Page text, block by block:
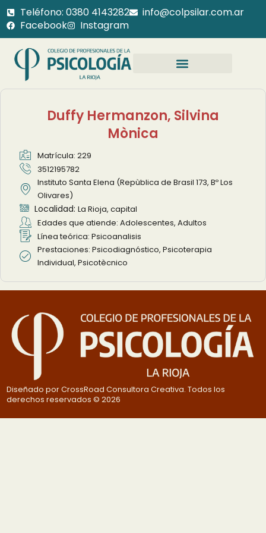
Teléfono: 0380 4143282
info@colpsilar.com.ar
Facebook
Instagram
Duffy Hermanzon, Silvina
Mònica
Matrícula: 229
3512195782
Instituto Santa Elena (Repùblica de Brasil 173, Bº Los
Olivares)
Localidad:La Rioja, capital
Edades que atiende: Adolescentes, Adultos
Línea teórica: Psicoanalisis
Prestaciones: Psicodiagnóstico, Psicoterapia
Individual, Psicotècnico
Diseñado por CrossRoad Consultora Creativa. Todos los
derechos reservados © 2026